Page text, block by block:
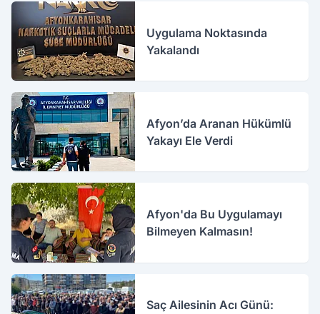
Uygulama Noktasında
Yakalandı
Afyon’da Aranan Hükümlü
Yakayı Ele Verdi
Afyon'da Bu Uygulamayı
Bilmeyen Kalmasın!
Saç Ailesinin Acı Günü: